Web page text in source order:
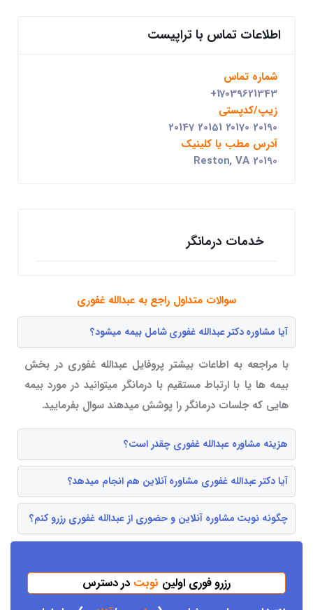
اطلاعات تماس با تراپیست
شماره تماس
+17039621343
زیپ/کدپستی
20147 20151 20170 20190
آدرس مطب یا کلینیک
Reston, VA 20190
خدمات درمانگر
سوالات متداول راجع به عبدالله غفوری
آیا مشاوره دکتر عبدالله غفوری شامل بیمه میشود؟
با مراجعه به اطاعات بیشتر پروفایل عبدالله غفوری در بخش
بیمه ها یا با ارتباط مستقیم با درمانگر میتوانید در مورد بیمه
هایی که جلسات درمانگر را پوشش میدهند سوال بفرمایید.
هزینه مشاوره عبدالله غفوری چقدر است؟
آیا دکتر عبدالله غفوری مشاوره آنلاین هم انجام میدهد؟
چگونه نوبت مشاوره آنلاین و حضوری از عبدالله غفوری رزرو کنم؟
رزرو فوری اولین نوبت در دسترس